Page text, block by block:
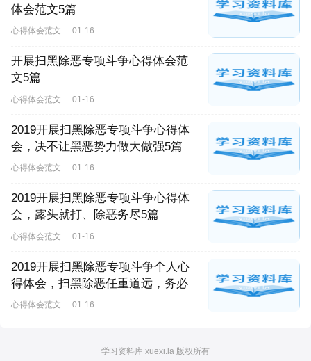
体会范文5篇
心得体会范文 01-16
开展扫黑除恶专项斗争心得体会范
文5篇
心得体会范文 01-16
2019开展扫黑除恶专项斗争心得体
会，决不让黑恶势力做大做强5篇
心得体会范文 01-16
2019开展扫黑除恶专项斗争心得体
会，露头就打、除恶务尽5篇
心得体会范文 01-16
2019开展扫黑除恶专项斗争个人心
得体会，扫黑除恶任重道远，务必
心得体会范文 01-16
学习资料库 xuexi.la 版权所有